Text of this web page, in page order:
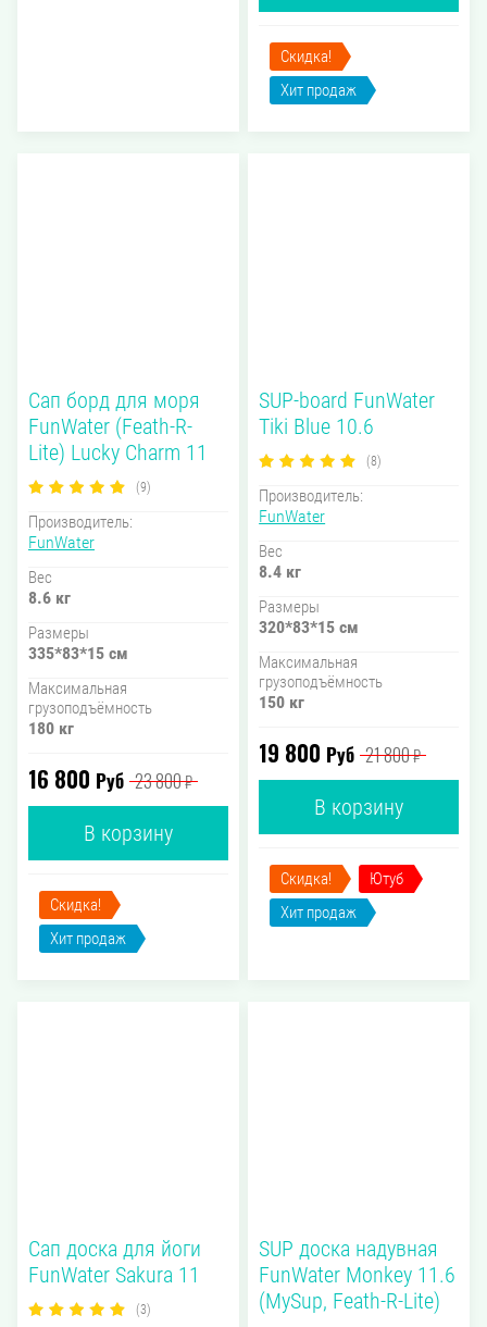
Скидка!
Хит продаж
Сап борд для моря
FunWater (Feath-R-
Lite) Lucky Charm 11
(9)
Производитель:
FunWater
Вес
8.6 кг
Размеры
335*83*15 см
Максимальная
грузоподъёмность
180 кг
16 800 Руб 23 800₽
В корзину
Скидка!
Хит продаж
SUP-board FunWater
Tiki Blue 10.6
(8)
Производитель:
FunWater
Вес
8.4 кг
Размеры
320*83*15 см
Максимальная
грузоподъёмность
150 кг
19 800 Руб 21 800₽
В корзину
Скидка!
Ютуб
Хит продаж
Сап доска для йоги
FunWater Sakura 11
(3)
SUP доска надувная
FunWater Monkey 11.6
(MySup, Feath-R-Lite)